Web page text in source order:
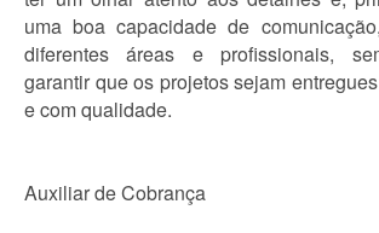
uma boa capacidade de
diferentes áreas e profissionais,
garantir que os projetos sejam
e com qualidade.
Auxiliar de Cobrança